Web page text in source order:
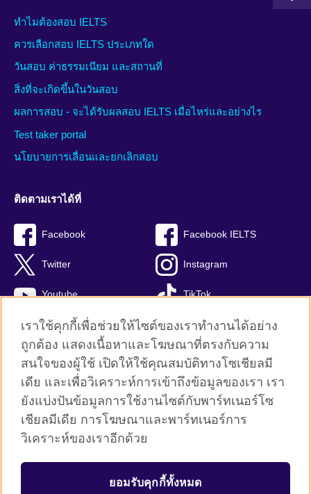
ทำไมต้องสอบ IELTS
ควรเลือกสอบ IELTS ประเภทใด
วันสอบ ค่าธรรมเนียม และสถานที่
สิ่งที่จะเกิดขึ้นในวันสอบ
ผลการสอบ - จะได้รับผลสอบ IELTS เมื่อไหร่และอย่างไร
Test taker portal
นโยบายการเลื่อนและยกเลิกสอบ
ติดตามเราได้ที่
Facebook Facebook IELTS
Twitter Instagram
Youtube TikTok
British Council global
Privacy and terms
Terms and conditions of sale
คุกกี้
Sitemap
© 2026 British Council
เราใช้คุกกี้เพื่อช่วยให้ไซต์ของเราทำงานได้อย่าง
ถูกต้อง แสดงเนื้อหาและโฆษณาที่ตรงกับความ
สนใจของผู้ใช้ เปิดให้ใช้คุณสมบัติทางโซเชียลมี
เดีย และเพื่อวิเคราะห์การเข้าถึงข้อมูลของเรา เรา
ยังแบ่งปันข้อมูลการใช้งานไซต์กับพาร์ทเนอร์โซ
เชียลมีเดีย การโฆษณาและพาร์ทเนอร์การ
วิเคราะห์ของเราอีกด้วย
ยอมรับคุกกี้ทั้งหมด